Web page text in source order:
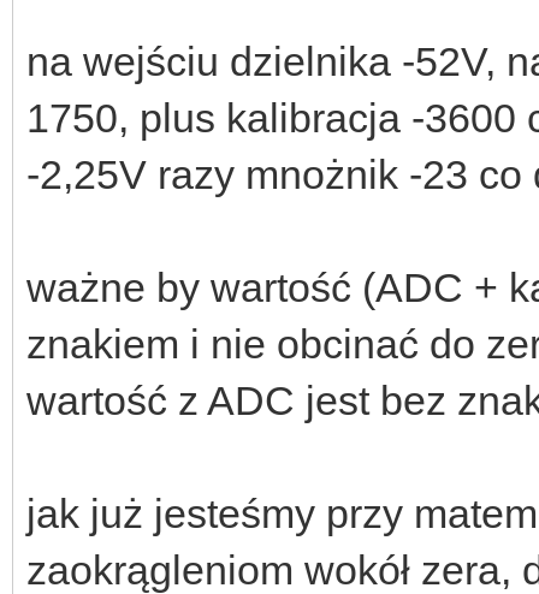
na wejściu dzielnika -52V,
1750, plus kalibracja -3600
-2,25V razy mnożnik -23 co
ważne by wartość (ADC +
znakiem i nie obcinać do
wartość z ADC jest bez
jak już jesteśmy przy
zaokrągleniom wokół zera,